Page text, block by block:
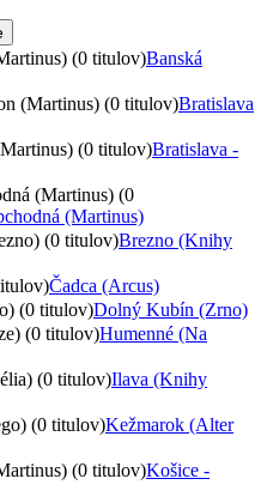
(0 titulov)Banská
(Martinus) (0 titulov)Bratislava
(0 titulov)Bratislava -
(Martinus) (0
(Martinus)
(0 titulov)Brezno (Knihy
Čadca (Arcus)
(0 titulov)Dolný Kubín (Zrno)
(0 titulov)Humenné (Na
(0 titulov)Ilava (Knihy
(0 titulov)Kežmarok (Alter
(0 titulov)Košice -